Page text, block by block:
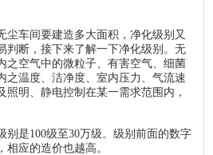
尘车间要建造多大面积，净化级别又
判断，接下来了解一下净化级别。无
之空气中的微粒子、有害空气、细菌
之温度、洁净度、室内压力、气流速
照明、静电控制在某一需求范围内，
别是100级至30万级。级别前面的数字
相应的造价也越高。